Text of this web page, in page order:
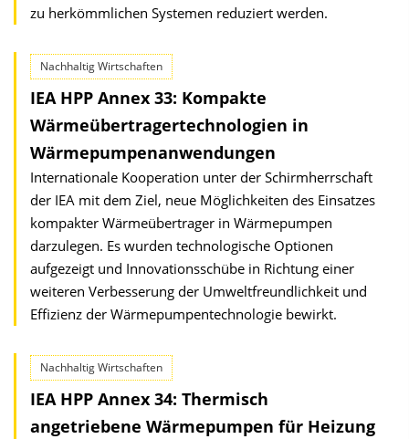
zu herkömmlichen Systemen reduziert werden.
Nachhaltig Wirtschaften
IEA HPP Annex 33: Kompakte
Wärmeübertrager­technologien in
Wärmepumpen­anwendungen
Internationale Kooperation unter der Schirmherrschaft
der IEA mit dem Ziel, neue Möglichkeiten des Einsatzes
kompakter Wärmeübertrager in Wärmepumpen
darzulegen. Es wurden technologische Optionen
aufgezeigt und Innovationsschübe in Richtung einer
weiteren Verbesserung der Umweltfreundlichkeit und
Effizienz der Wärmepumpentechnologie bewirkt.
Nachhaltig Wirtschaften
IEA HPP Annex 34: Thermisch
angetriebene Wärmepumpen für Heizung